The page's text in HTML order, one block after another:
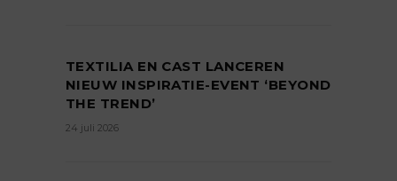
TEXTILIA EN CAST LANCEREN
NIEUW INSPIRATIE-EVENT ‘BEYOND
THE TREND’
24 juli 2026